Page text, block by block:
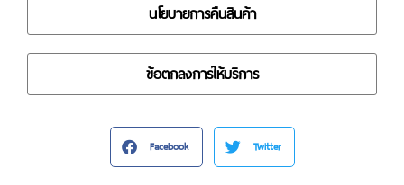
นโยบายการคืนสินค้า
ข้อตกลงการให้บริการ
Facebook Twitter